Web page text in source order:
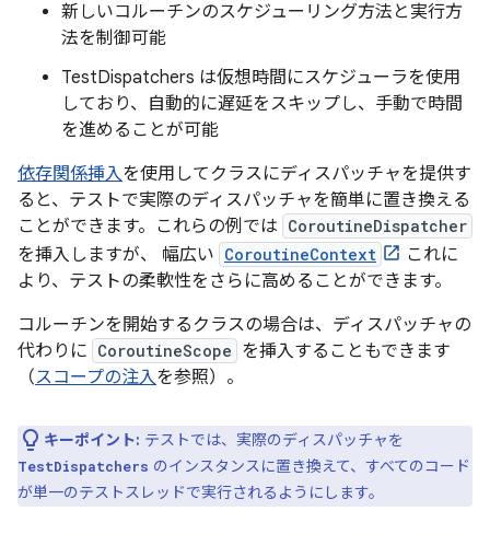
新しいコルーチンのスケジューリング方法と実行方
法を制御可能
TestDispatchers は仮想時間にスケジューラを使用
しており、自動的に遅延をスキップし、手動で時間
を進めることが可能
依存関係挿入を使用してクラスにディスパッチャを提供す
ると、テストで実際のディスパッチャを簡単に置き換える
ことができます。これらの例では CoroutineDispatcher
を挿入しますが、 幅広い CoroutineContext
これに
より、テストの柔軟性をさらに高めることができます。
コルーチンを開始するクラスの場合は、ディスパッチャの
代わりに CoroutineScope を挿入することもできます
（スコープの注入を参照）。
キーポイント: テストでは、実際のディスパッチャを
TestDispatchers のインスタンスに置き換えて、すべてのコード
が単一のテストスレッドで実行されるようにします。